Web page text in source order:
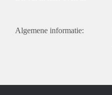
Algemene informatie: